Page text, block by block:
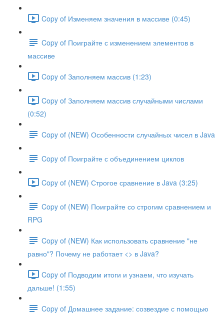
Copy of Изменяем значения в массиве (0:45)
Copy of Поиграйте с изменением элементов в
массиве
Copy of Заполняем массив (1:23)
Copy of Заполняем массив случайными числами
(0:52)
Copy of (NEW) Особенности случайных чисел в Java
Copy of Поиграйте с объединением циклов
Copy of (NEW) Строгое сравнение в Java (3:25)
Copy of (NEW) Поиграйте со строгим сравнением и
RPG
Copy of (NEW) Как использовать сравнение "не
равно"? Почему не работает <> в Java?
Copy of Подводим итоги и узнаем, что изучать
дальше! (1:55)
Copy of Домашнее задание: созвездие с помощью